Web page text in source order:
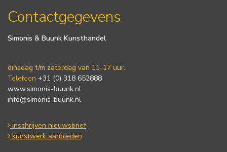
Contactgegevens
Simonis & Buunk Kunsthandel
dinsdag t/m zaterdag van 11-17 uur.
Telefoon +31 (0) 318 652888
www.simonis-buunk.nl
info@simonis-buunk.nl
inschrijven nieuwsbrief
kunstwerk aanbieden